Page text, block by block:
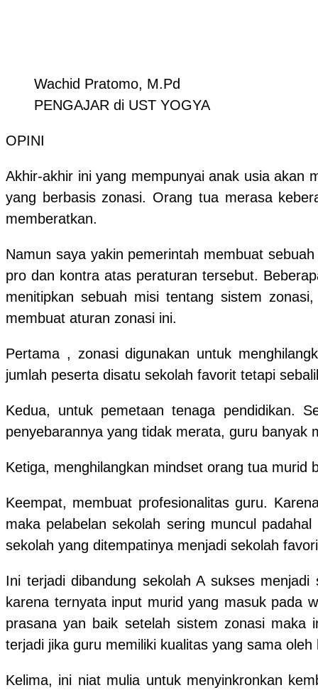
Wachid Pratomo, M.Pd
PENGAJAR di UST YOGYA
OPINI
Akhir-akhir ini yang mempunyai anak usia akan
yang berbasis zonasi. Orang tua merasa
memberatkan.
Namun saya yakin pemerintah membuat
pro dan kontra atas peraturan tersebut.
menitipkan sebuah misi tentang sistem
membuat aturan zonasi ini.
Pertama , zonasi digunakan untuk
jumlah peserta disatu sekolah favorit tetapi
Kedua, untuk pemetaan tenaga pendidikan.
penyebarannya yang tidak merata, guru banyak
Ketiga, menghilangkan mindset orang tua murid
Keempat, membuat profesionalitas guru.
maka pelabelan sekolah sering muncul
sekolah yang ditempatinya menjadi sekolah
Ini terjadi dibandung sekolah A sukses
karena ternyata input murid yang masuk pada
prasana yan baik setelah sistem zonasi maka
terjadi jika guru memiliki kualitas yang sama
Kelima, ini niat mulia untuk menyinkronkan